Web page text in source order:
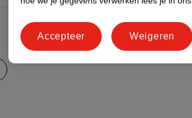
Weigeren
Accepteer